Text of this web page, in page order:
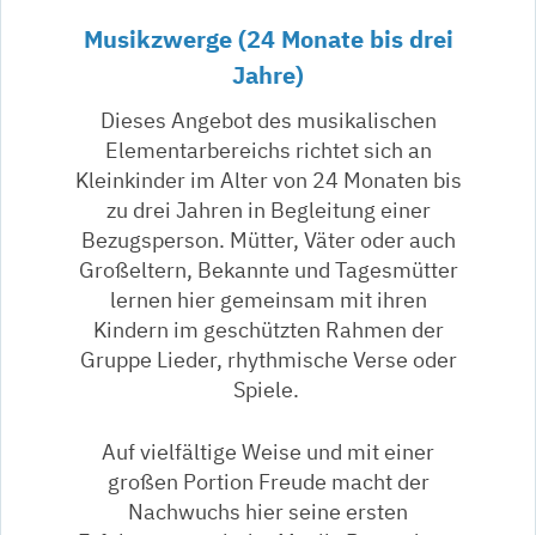
Musikzwerge (24 Monate bis drei
Jahre)
Dieses Angebot des musikalischen
Elementarbereichs richtet sich an
Kleinkinder im Alter von 24 Monaten bis
zu drei Jahren in Begleitung einer
Bezugsperson. Mütter, Väter oder auch
Großeltern, Bekannte und Tagesmütter
lernen hier gemeinsam mit ihren
Kindern im geschützten Rahmen der
Gruppe Lieder, rhythmische Verse oder
Spiele.
Auf vielfältige Weise und mit einer
großen Portion Freude macht der
Nachwuchs hier seine ersten